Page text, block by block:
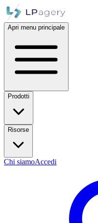
Apri menu principale
Prodotti
Risorse
Chi siamoAccedi